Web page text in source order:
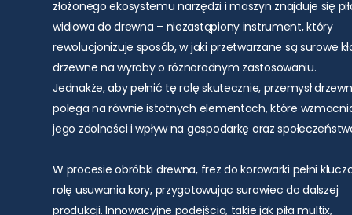
złożonego ekosystemu narzędzi i maszyn znajduje się
widiowa do drewna – niezastąpiony instrument, który
rewolucjonizuje sposób, w jaki przetwarzane są surowe
drzewne na wyroby o różnorodnym zastosowaniu.
Jednakże, aby pełnić tę rolę skutecznie, przemysł
polega na równie istotnych elementach, które
jego zdolności i wpływ na gospodarkę oraz
W procesie obróbki drewna, frez do korowarki pełni
rolę usuwania kory, przygotowując surowiec do dalszej
produkcji. Innowacyjne podejścia, takie jak piła multix,